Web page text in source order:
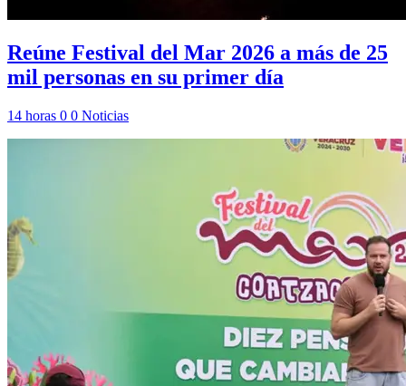
Reúne Festival del Mar 2026 a más de 25
mil personas en su primer día
14 horas 0 0 Noticias